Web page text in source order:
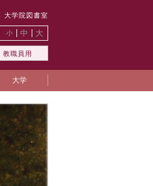
大学院図書室
小 中 大
教職員用
大学